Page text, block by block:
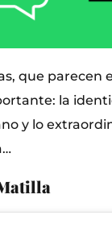
que parecen
la
y lo